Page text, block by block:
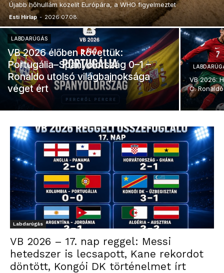
Újabb hőhullám közelít Európára, a WHO figyelmeztet
Esti Hírlap - 2026.07.08.
LABDARÚGÁS
VB 2026 élőben követtük:
Portugália–Spanyolország 0–1 –
Ronaldo utolsó világbajnoksága
véget ért
VB 2026:
C.
Labdarúgás
VB 2026 – 17. nap reggel: Messi
hetedszer is lecsapott, Kane rekordot
döntött, Kongói DK történelmet írt